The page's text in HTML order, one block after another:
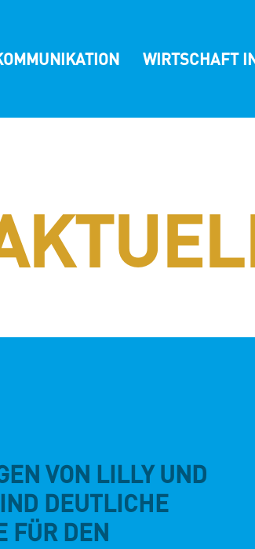
WIRTSCHAFT
VON LILLY UND
DEUTLICHE
FÜR DEN